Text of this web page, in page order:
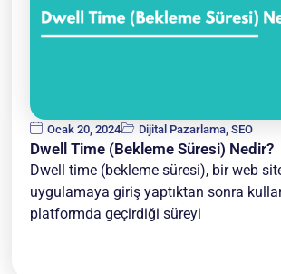
Ocak 20, 2024 Dijital Pazarlama,SEO
Dwell Time (Bekleme Süresi) Nedir?
Dwell time (bekleme süresi), bir web
uygulamaya giriş yaptıktan sonra
platformda geçirdiği süreyi